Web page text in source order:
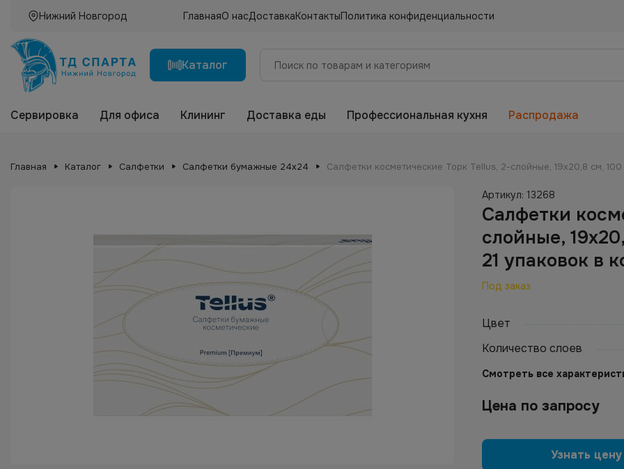
Нижний Новгород ГлавнаяО насДоставкаКонтактыПолитика конфиденциальности
Каталог
Сервировка Для офиса Клининг Доставка еды Профессиональная кухня Распродажа
Главная Каталог Салфетки Салфетки бумажные 24х24 Салфетки косметические Торк Tellus, 2-слойные, 19х20,8 см, 100
Артикул: 13268
Салфетки
слойные,
21 упаковок в
Под заказ
Цвет
Количество слоев
Смотреть все
Цена по запросу
Узнать цену